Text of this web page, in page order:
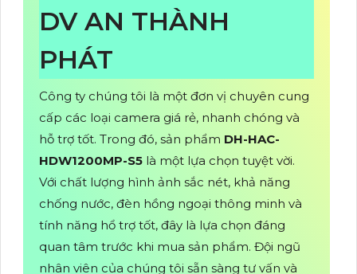
DV AN THÀNH
PHÁT
Công ty chúng tôi là một đơn vị chuyên cung
cấp các loại camera giá rẻ, nhanh chóng và
hỗ trợ tốt. Trong đó, sản phẩm DH-HAC-
HDW1200MP-S5 là một lựa chọn tuyệt vời.
Với chất lượng hình ảnh sắc nét, khả năng
chống nước, đèn hồng ngoại thông minh và
tính năng hổ trợ tốt, đây là lựa chọn đáng
quan tâm trước khi mua sản phẩm. Đội ngũ
nhân viên của chúng tôi sẵn sàng tư vấn và